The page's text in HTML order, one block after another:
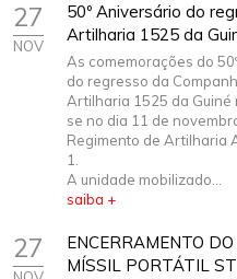
27
NOV
50º Aniversário do
Artilharia 1525 da
As comemorações do
do regresso da
Artilharia 1525 da
se no dia 11 de
Regimento de Artilharia
1.
A unidade mobilizado...
saiba +
27
ENCERRAMENTO
MÍSSIL PORTÁTIL